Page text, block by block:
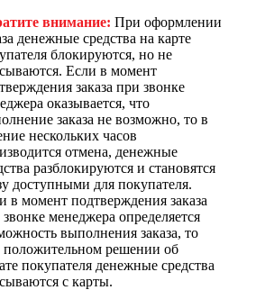
внимание: При оформлении
денежные средства на карте
блокируются, но не
Если в момент
заказа при звонке
оказывается, что
заказа не возможно, то в
нескольких часов
отмена, денежные
разблокируются и становятся
доступными для покупателя.
в момент подтверждения заказа
менеджера определяется
выполнения заказа, то
положительном решении об
покупателя денежные средства
с карты.